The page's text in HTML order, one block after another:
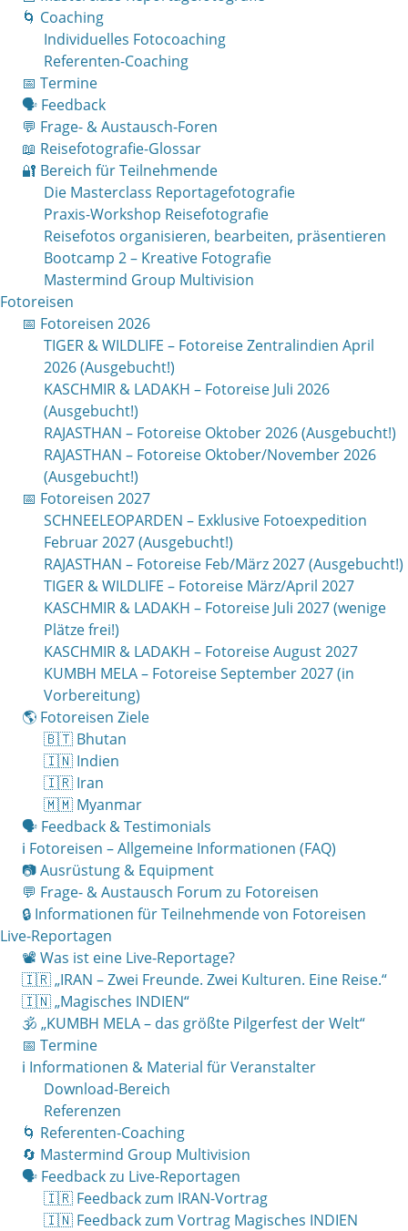
🌀 Coaching
Individuelles Fotocoaching
Referenten-Coaching
📅 Termine
🗣 Feedback
💬 Frage- & Austausch-Foren
📖 Reisefotografie-Glossar
🔐 Bereich für Teilnehmende
Die Masterclass Reportagefotografie
Praxis-Workshop Reisefotografie
Reisefotos organisieren, bearbeiten, präsentieren
Bootcamp 2 – Kreative Fotografie
Mastermind Group Multivision
Fotoreisen
📅 Fotoreisen 2026
TIGER & WILDLIFE – Fotoreise Zentralindien April
2026 (Ausgebucht!)
KASCHMIR & LADAKH – Fotoreise Juli 2026
(Ausgebucht!)
RAJASTHAN – Fotoreise Oktober 2026 (Ausgebucht!)
RAJASTHAN – Fotoreise Oktober/November 2026
(Ausgebucht!)
📅 Fotoreisen 2027
SCHNEELEOPARDEN – Exklusive Fotoexpedition
Februar 2027 (Ausgebucht!)
RAJASTHAN – Fotoreise Feb/März 2027 (Ausgebucht!)
TIGER & WILDLIFE – Fotoreise März/April 2027
KASCHMIR & LADAKH – Fotoreise Juli 2027 (wenige
Plätze frei!)
KASCHMIR & LADAKH – Fotoreise August 2027
KUMBH MELA – Fotoreise September 2027 (in
Vorbereitung)
🌎 Fotoreisen Ziele
🇧🇹 Bhutan
🇮🇳 Indien
🇮🇷 Iran
🇲🇲 Myanmar
🗣 Feedback & Testimonials
ℹ️ Fotoreisen – Allgemeine Informationen (FAQ)
📷 Ausrüstung & Equipment
💬 Frage- & Austausch Forum zu Fotoreisen
🔒 Informationen für Teilnehmende von Fotoreisen
Live-Reportagen
📽 Was ist eine Live-Reportage?
🇮🇷 „IRAN – Zwei Freunde. Zwei Kulturen. Eine Reise.“
🇮🇳 „Magisches INDIEN“
🕉 „KUMBH MELA – das größte Pilgerfest der Welt“
📅 Termine
ℹ️ Informationen & Material für Veranstalter
Download-Bereich
Referenzen
🌀 Referenten-Coaching
🔄 Mastermind Group Multivision
🗣 Feedback zu Live-Reportagen
🇮🇷 Feedback zum IRAN-Vortrag
🇮🇳 Feedback zum Vortrag Magisches INDIEN